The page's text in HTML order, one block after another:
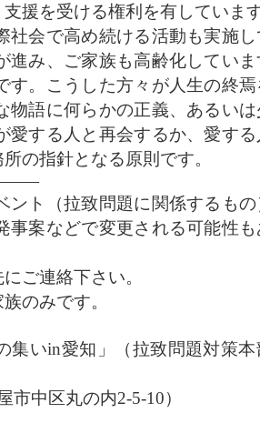
援を受ける権利を有しています
会で高め続ける活動も実施
み、ご家族も高齢化してい
。こうした方々が人生の終焉
語に何らかの正義、あるい
する人と再会するか、愛す
の指針となる原則です。
ント（拉致問題に関係するも
案などで変更される可能性
ご連絡下さい。
のみです。
いin愛知」（拉致問題対策
中区丸の内2-5-10）